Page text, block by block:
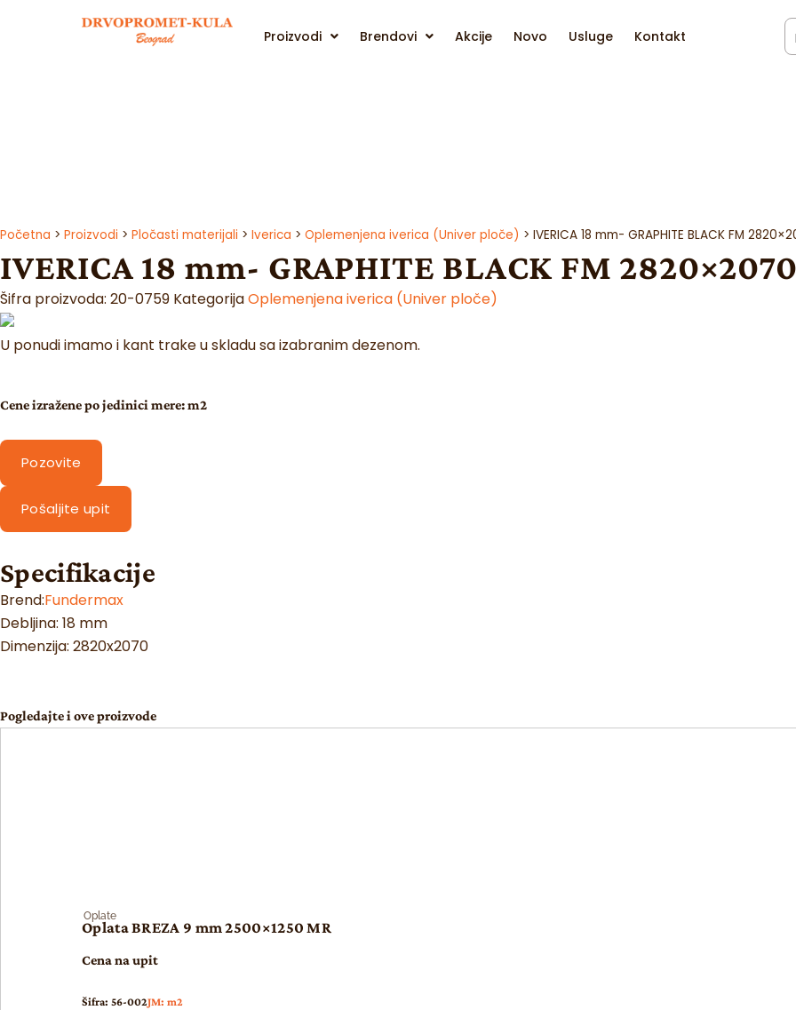
Proizvodi Brendovi Akcije Novo Usluge Kontakt
Početna > Proizvodi > Pločasti materijali > Iverica > Oplemenjena iverica (Univer ploče) > IVERICA 18 mm- GRAPHITE BLACK FM
IVERICA 18 mm- GRAPHITE BLACK FM
Šifra proizvoda: 20-0759 KategorijaOplemenjena iverica (Univer ploče)
U ponudi imamo i kant trake u skladu sa izabranim dezenom.
Cene izražene po jedinici mere: m2
Pozovite
Pošaljite upit
Specifikacije
Brend:Fundermax
Debljina: 18 mm
Dimenzija: 2820x2070
Pogledajte i ove proizvode
Oplate
Oplata BREZA 9 mm 2500×1250 MR
Cena na upit
Šifra: 56-002JM: m2